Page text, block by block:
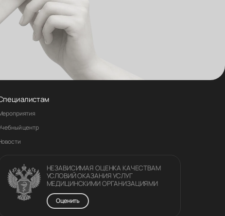
центр
НЕЗАВИСИМАЯ ОЦЕНКА КАЧЕСТВАM
УСЛОВИЙ ОКАЗАНИЯ УСЛУГ
МЕДИЦИНСКИМИ ОРГАНИЗАЦИЯМИ
Оценить